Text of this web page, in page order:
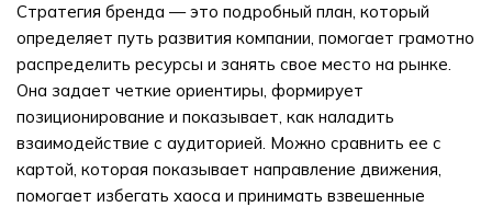
Стратегия бренда — это подробный план, который
определяет путь развития компании, помогает грамотно
распределить ресурсы и занять свое место на рынке.
Она задает четкие ориентиры, формирует
позиционирование и показывает, как наладить
взаимодействие с аудиторией. Можно сравнить ее с
картой, которая показывает направление движения,
помогает избегать хаоса и принимать взвешенные